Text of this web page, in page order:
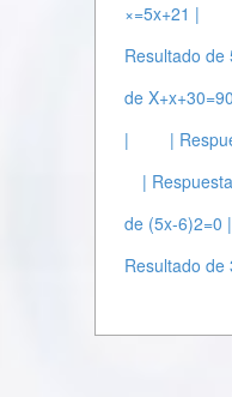
×=5x+21 |
Resultado de
de
|
|
|
de (5x-6)2=0 |
Resultado